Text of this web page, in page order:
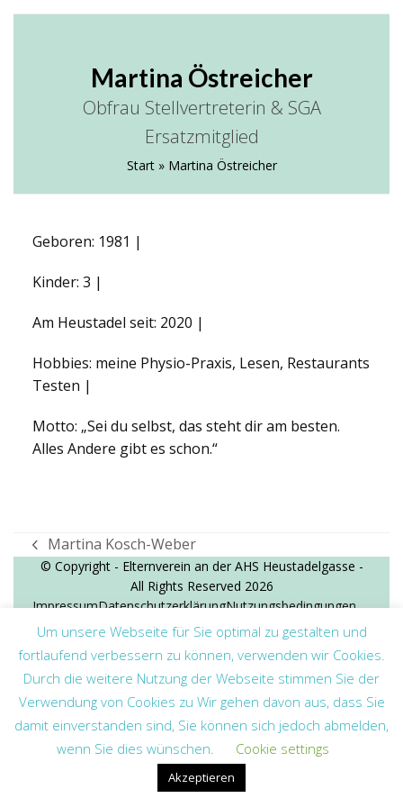
Martina Östreicher
Obfrau Stellvertreterin & SGA
Ersatzmitglied
Start» Martina Östreicher
Geboren: 1981 |
Kinder: 3 |
Am Heustadel seit: 2020 |
Hobbies: meine Physio-Praxis, Lesen, Restaurants
Testen |
Motto: „Sei du selbst, das steht dir am besten.
Alles Andere gibt es schon.“
vorheriger
Beitrag:
Martina Kosch-Weber
© Copyright - Elternverein an der AHS Heustadelgasse -
All Rights Reserved 2026
ImpressumDatenschutzerklärungNutzungsbedingungen
Um unsere Webseite für Sie optimal zu gestalten und
fortlaufend verbessern zu können, verwenden wir Cookies.
Durch die weitere Nutzung der Webseite stimmen Sie der
Verwendung von Cookies zu Wir gehen davon aus, dass Sie
damit einverstanden sind, Sie können sich jedoch abmelden,
wenn Sie dies wünschen.
Cookie settings
Akzeptieren